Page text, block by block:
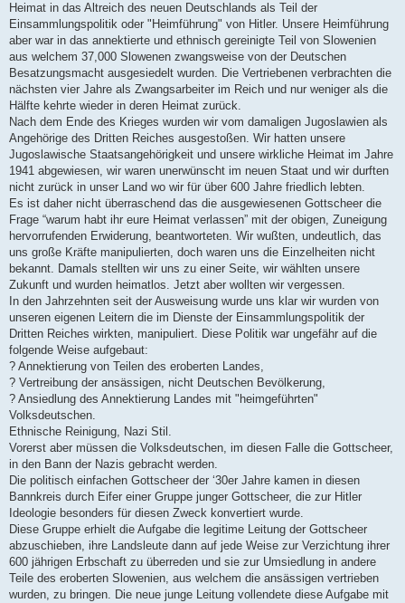
Heimat in das Altreich des neuen Deutschlands als Teil der
Einsammlungspolitik oder "Heimführung" von Hitler. Unsere Heimführung
aber war in das annektierte und ethnisch gereinigte Teil von Slowenien
aus welchem 37,000 Slowenen zwangsweise von der Deutschen
Besatzungsmacht ausgesiedelt wurden. Die Vertriebenen verbrachten die
nächsten vier Jahre als Zwangsarbeiter im Reich und nur weniger als die
Hälfte kehrte wieder in deren Heimat zurück.
Nach dem Ende des Krieges wurden wir vom damaligen Jugoslawien als
Angehörige des Dritten Reiches ausgestoßen. Wir hatten unsere
Jugoslawische Staatsangehörigkeit und unsere wirkliche Heimat im Jahre
1941 abgewiesen, wir waren unerwünscht im neuen Staat und wir durften
nicht zurück in unser Land wo wir für über 600 Jahre friedlich lebten.
Es ist daher nicht überraschend das die ausgewiesenen Gottscheer die
Frage “warum habt ihr eure Heimat verlassen” mit der obigen, Zuneigung
hervorrufenden Erwiderung, beantworteten. Wir wußten, undeutlich, das
uns große Kräfte manipulierten, doch waren uns die Einzelheiten nicht
bekannt. Damals stellten wir uns zu einer Seite, wir wählten unsere
Zukunft und wurden heimatlos. Jetzt aber wollten wir vergessen.
In den Jahrzehnten seit der Ausweisung wurde uns klar wir wurden von
unseren eigenen Leitern die im Dienste der Einsammlungspolitik der
Dritten Reiches wirkten, manipuliert. Diese Politik war ungefähr auf die
folgende Weise aufgebaut:
? Annektierung von Teilen des eroberten Landes,
? Vertreibung der ansässigen, nicht Deutschen Bevölkerung,
? Ansiedlung des Annektierung Landes mit "heimgeführten"
Volksdeutschen.
Ethnische Reinigung, Nazi Stil.
Vorerst aber müssen die Volksdeutschen, im diesen Falle die Gottscheer,
in den Bann der Nazis gebracht werden.
Die politisch einfachen Gottscheer der ‘30er Jahre kamen in diesen
Bannkreis durch Eifer einer Gruppe junger Gottscheer, die zur Hitler
Ideologie besonders für diesen Zweck konvertiert wurde.
Diese Gruppe erhielt die Aufgabe die legitime Leitung der Gottscheer
abzuschieben, ihre Landsleute dann auf jede Weise zur Verzichtung ihrer
600 jährigen Erbschaft zu überreden und sie zur Umsiedlung in andere
Teile des eroberten Slowenien, aus welchem die ansässigen vertrieben
wurden, zu bringen. Die neue junge Leitung vollendete diese Aufgabe mit